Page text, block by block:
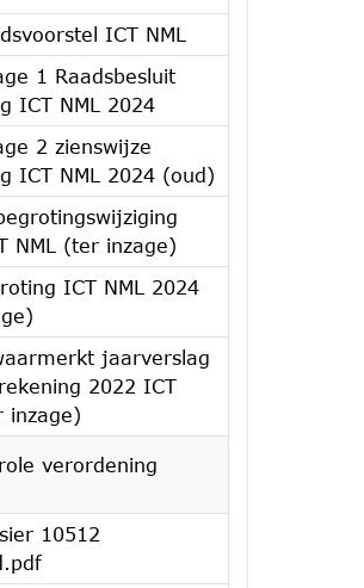
ICT NML
1 Raadsbesluit
ICT NML 2024
2 zienswijze
ICT NML 2024 (oud)
NML (ter inzage)
ICT NML 2024
jaarverslag
2022 ICT
inzage)
verordening
10512